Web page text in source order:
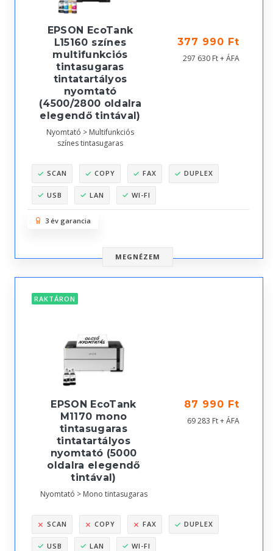
EPSON EcoTank
L15160 színes
multifunkciós
tintasugaras
tintatartályos
nyomtató
(4500/2800 oldalra
elegendő tintával)
Nyomtató > Multifunkciós
színes tintasugaras
377 990 Ft
297 630 Ft + ÁFA
SCAN COPY FAX DUPLEX
USB LAN WI-FI
3 év garancia
MEGNÉZEM
RAKTÁRON
EPSON EcoTank
M1170 mono
tintasugaras
tintatartályos
nyomtató (5000
oldalra elegendő
tintával)
Nyomtató > Mono tintasugaras
87 990 Ft
69 283 Ft + ÁFA
SCAN COPY FAX DUPLEX
USB LAN WI-FI